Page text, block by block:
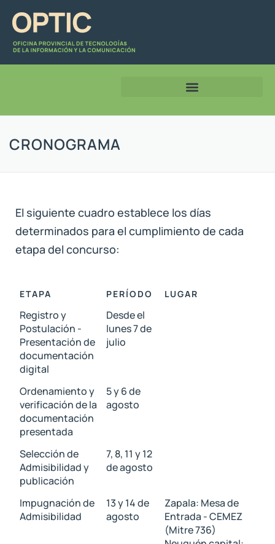
CRONOGRAMA
El siguiente cuadro establece los días
determinados para el cumplimiento de cada
etapa del concurso:
ETAPA PERÍODO LUGAR
Registro y
Postulación -
Presentación de
documentación
digital
Desde el
lunes 7 de
julio
Ordenamiento y
verificación de la
documentación
presentada
5 y 6 de
agosto
Selección de
Admisibilidad y
publicación
7, 8, 11 y 12
de agosto
Impugnación de
Admisibilidad
13 y 14 de
agosto
Zapala: Mesa de
Entrada - CEMEZ
(Mitre 736)